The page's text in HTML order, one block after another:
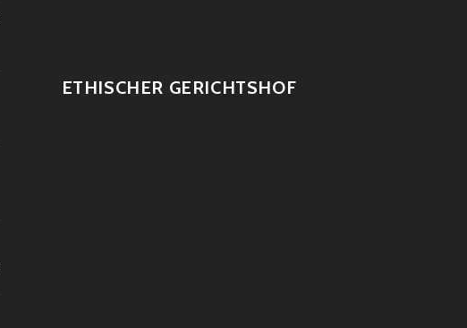
ETHISCHER GERICHTSHOF